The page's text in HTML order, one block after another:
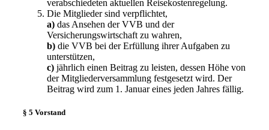
verabschiedeten aktuellen Reisekostenregelung.
Die Mitglieder sind verpflichtet,
a) das Ansehen der VVB und der
Versicherungswirtschaft zu wahren,
b) die VVB bei der Erfüllung ihrer Aufgaben zu
unterstützen,
c) jährlich einen Beitrag zu leisten, dessen Höhe von
der Mitgliederversammlung festgesetzt wird. Der
Beitrag wird zum 1. Januar eines jeden Jahres fällig.
§ 5 Vorstand